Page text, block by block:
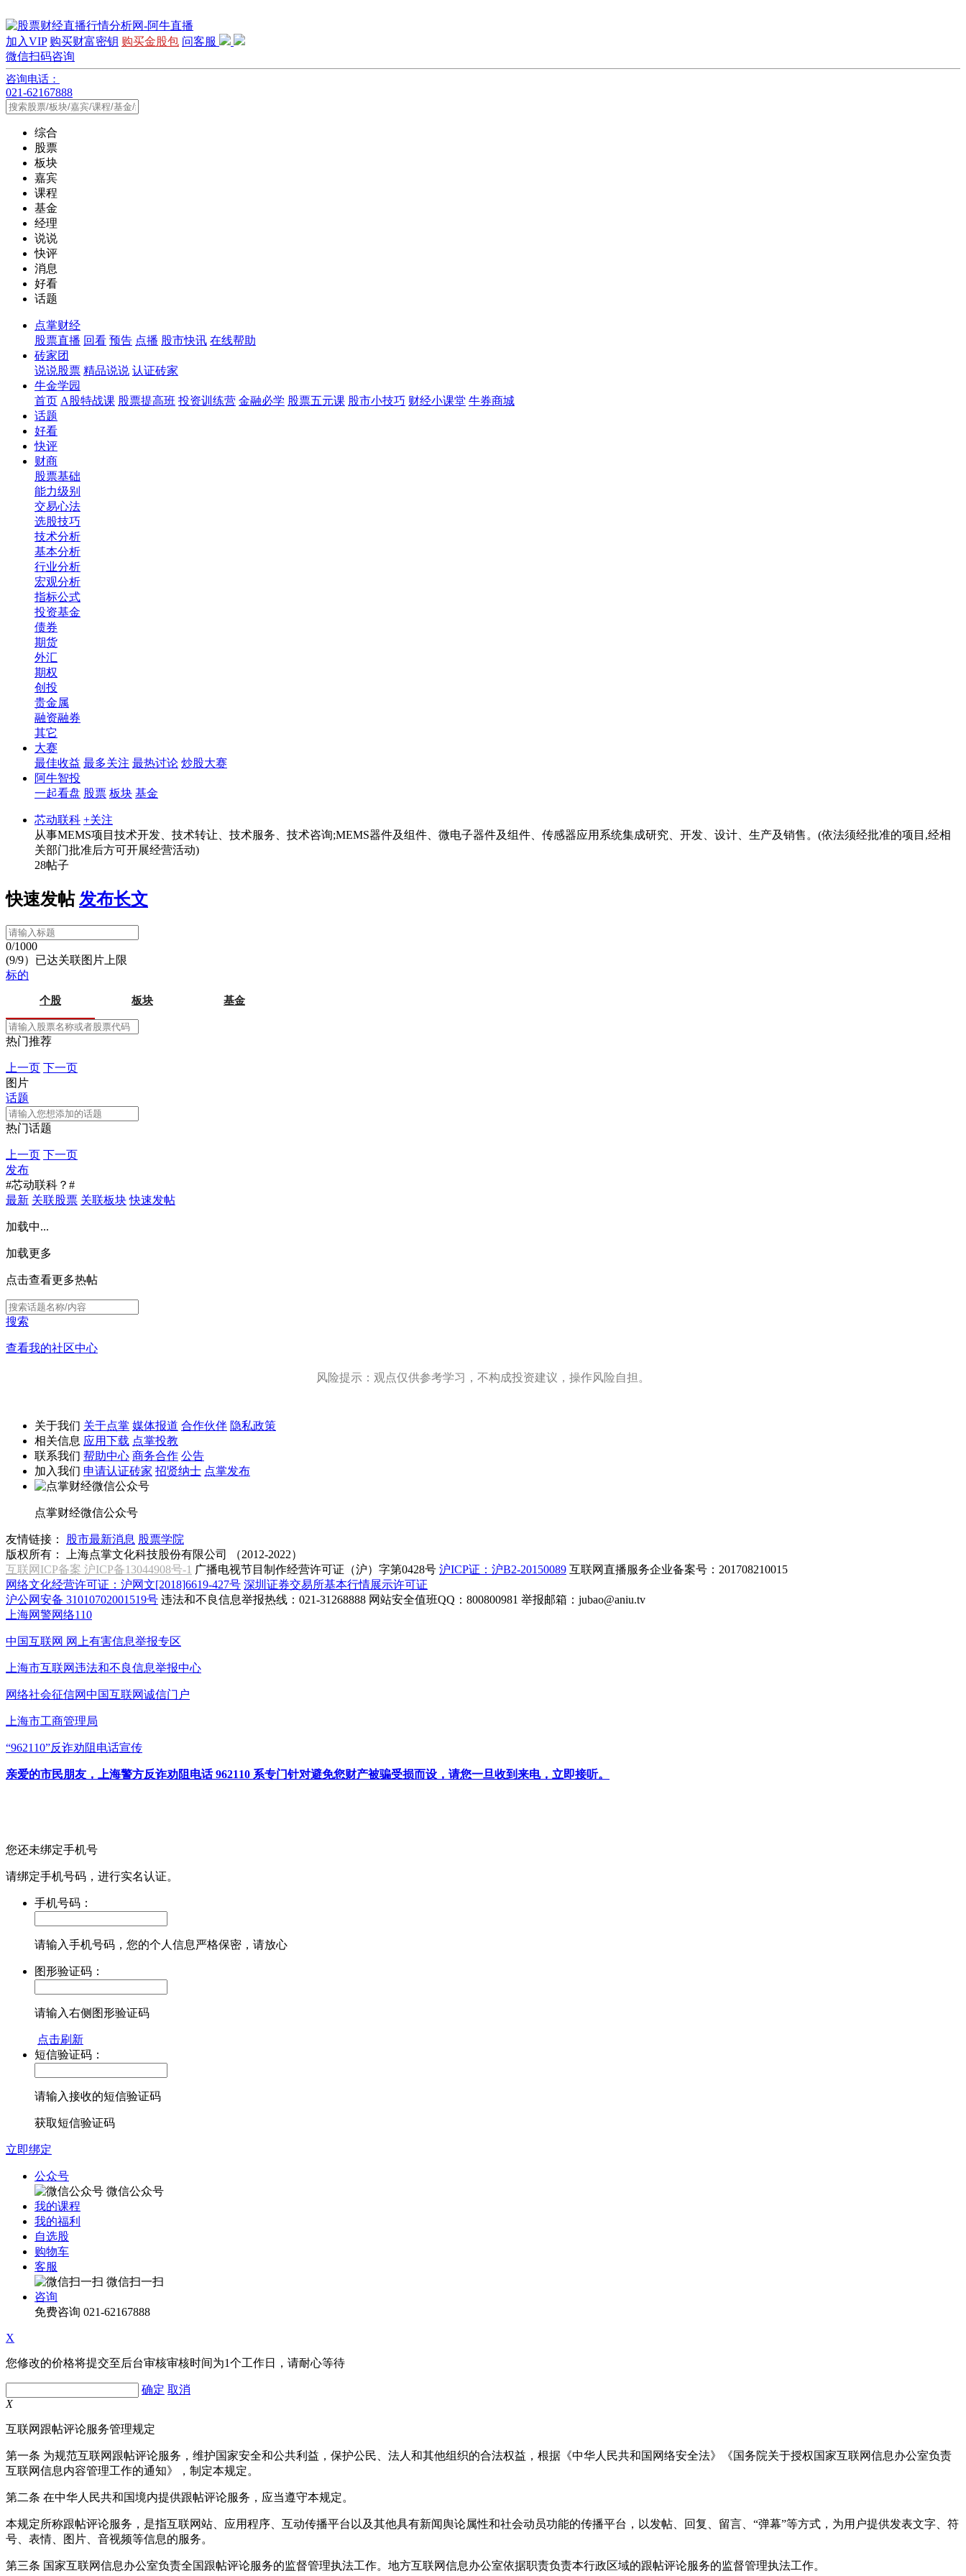
加入VIP 购买财富密钥 购买金股包 问客服
微信扫码咨询
咨询电话：
021-62167888
综合
股票
板块
嘉宾
课程
基金
经理
说说
快评
消息
好看
话题
点掌财经
股票直播 回看 预告 点播 股市快讯 在线帮助
砖家团
说说股票 精品说说 认证砖家
牛金学园
首页 A股特战课 股票提高班 投资训练营 金融必学 股票五元课 股市小技巧 财经小课堂 牛券商城
话题
好看
快评
财商
股票基础
能力级别
交易心法
选股技巧
技术分析
基本分析
行业分析
宏观分析
指标公式
投资基金
债券
期货
外汇
期权
创投
贵金属
融资融券
其它
大赛
最佳收益 最多关注 最热讨论 炒股大赛
阿牛智投
一起看盘 股票 板块 基金
芯动联科 +关注
从事MEMS项目技术开发、技术转让、技术服务、技术咨询;MEMS器件及组件、微电子器件及组件、传感器应用系统集成研究、开发、设计、生产及销售。(依法须经批准的项目,经相
关部门批准后方可开展经营活动)
28帖子
快速发帖 发布长文
0/1000
(9/9）已达关联图片上限
标的
个股 板块 基金
热门推荐
上一页 下一页
图片
话题
热门话题
上一页 下一页
发布
#芯动联科？#
最新 关联股票 关联板块 快速发帖
加载中...
加载更多
点击查看更多热帖
搜索
查看我的社区中心
风险提示：观点仅供参考学习，不构成投资建议，操作风险自担。
关于我们 关于点掌 媒体报道 合作伙伴 隐私政策
相关信息 应用下载 点掌投教
联系我们 帮助中心 商务合作 公告
加入我们 申请认证砖家 招贤纳士 点掌发布
点掌财经微信公众号
友情链接： 股市最新消息 股票学院
版权所有：
上海点掌文化科技股份有限公司 （2012-2022）
互联网ICP备案 沪ICP备13044908号-1 广播电视节目制作经营许可证（沪）字第0428号 沪ICP证：沪B2-20150089 互联网直播服务企业备案号：201708210015
网络文化经营许可证：沪网文[2018]6619-427号 深圳证券交易所基本行情展示许可证
沪公网安备 31010702001519号 违法和不良信息举报热线：021-31268888 网站安全值班QQ：800800981 举报邮箱： jubao@aniu.tv
上海网警网络110
中国互联网 网上有害信息举报专区
上海市互联网违法和不良信息举报中心
网络社会征信网中国互联网诚信门户
上海市工商管理局
“962110”反诈劝阻电话宣传
亲爱的市民朋友，上海警方反诈劝阻电话 962110 系专门针对避免您财产被骗受损而设，请您一旦收到来电，立即接听。
您还未绑定手机号
请绑定手机号码，进行实名认证。
手机号码：
请输入手机号码，您的个人信息严格保密，请放心
图形验证码：
请输入右侧图形验证码
点击刷新
短信验证码：
请输入接收的短信验证码
获取短信验证码
立即绑定
公众号
微信公众号
我的课程
我的福利
自选股
购物车
客服
微信扫一扫
咨询
免费咨询 021-62167888
X
您修改的价格将提交至后台审核审核时间为1个工作日，请耐心等待
确定 取消
X
互联网跟帖评论服务管理规定
第一条 为规范互联网跟帖评论服务，维护国家安全和公共利益，保护公民、法人和其他组织的合法权益，根据《中华人民共和国网络安全法》《国务院关于授权国家互联网信息办公室负责
互联网信息内容管理工作的通知》，制定本规定。
第二条 在中华人民共和国境内提供跟帖评论服务，应当遵守本规定。
本规定所称跟帖评论服务，是指互联网站、应用程序、互动传播平台以及其他具有新闻舆论属性和社会动员功能的传播平台，以发帖、回复、留言、“弹幕”等方式，为用户提供发表文字、符
号、表情、图片、音视频等信息的服务。
第三条 国家互联网信息办公室负责全国跟帖评论服务的监督管理执法工作。地方互联网信息办公室依据职责负责本行政区域的跟帖评论服务的监督管理执法工作。